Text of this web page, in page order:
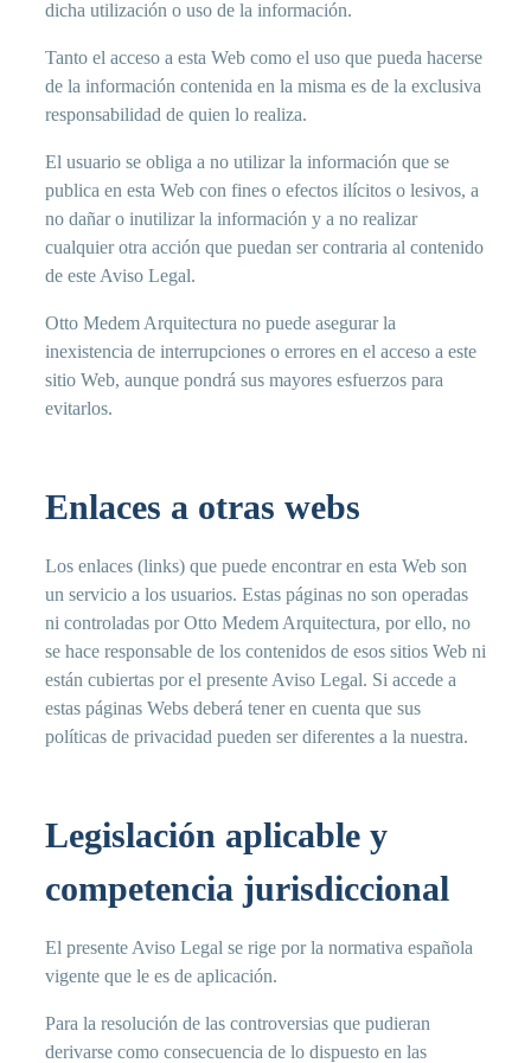
dicha utilización o uso de la información.
Tanto el acceso a esta Web como el uso que pueda hacerse
de la información contenida en la misma es de la exclusiva
responsabilidad de quien lo realiza.
El usuario se obliga a no utilizar la información que se
publica en esta Web con fines o efectos ilícitos o lesivos, a
no dañar o inutilizar la información y a no realizar
cualquier otra acción que puedan ser contraria al contenido
de este Aviso Legal.
Otto Medem Arquitectura no puede asegurar la
inexistencia de interrupciones o errores en el acceso a este
sitio Web, aunque pondrá sus mayores esfuerzos para
evitarlos.
Enlaces a otras webs
Los enlaces (links) que puede encontrar en esta Web son
un servicio a los usuarios. Estas páginas no son operadas
ni controladas por Otto Medem Arquitectura, por ello, no
se hace responsable de los contenidos de esos sitios Web ni
están cubiertas por el presente Aviso Legal. Si accede a
estas páginas Webs deberá tener en cuenta que sus
políticas de privacidad pueden ser diferentes a la nuestra.
Legislación aplicable y
competencia jurisdiccional
El presente Aviso Legal se rige por la normativa española
vigente que le es de aplicación.
Para la resolución de las controversias que pudieran
derivarse como consecuencia de lo dispuesto en las